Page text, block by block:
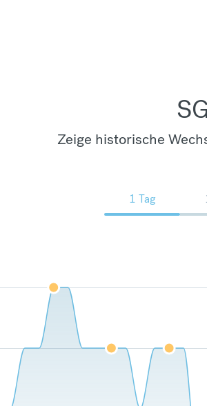
Zeige historische
1 Tag